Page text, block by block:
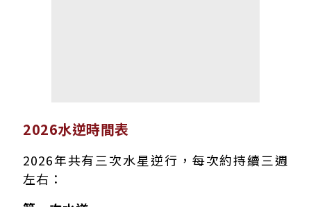
2026水逆時間表
2026年共有三次水星逆行，每次約持續三週
左右：